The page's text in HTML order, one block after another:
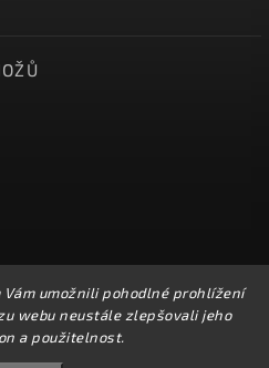
Vám umožnili pohodlné prohlížení
webu neustále zlepšovali jeho
a použitelnost.
zavřeno z důvodu